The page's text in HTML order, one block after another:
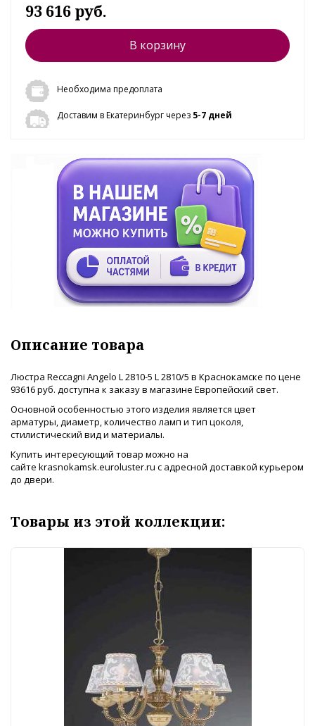
93 616 руб.
В корзину
Необходима предоплата
Доставим в Екатеринбург через 5-7 дней
Описание товара
Люстра Reccagni Angelo L 2810-5 L 2810/5 в Краснокамске по цене
93616 руб. доступна к заказу в магазине Европейский свет.
Основной особенностью этого изделия является цвет
арматуры, диаметр, количество ламп и тип цоколя,
стилистический вид и материалы.
Купить интересующий товар можно на
сайте krasnokamsk.euroluster.ru с адресной доставкой курьером
до двери.
Товары из этой коллекции: